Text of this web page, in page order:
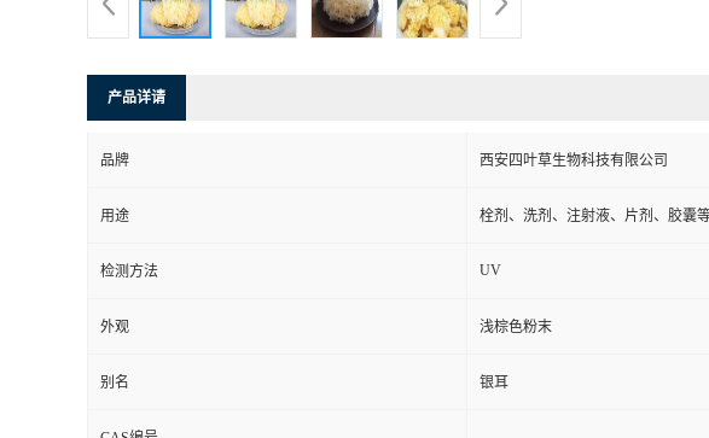
产品详请
品牌 西安四叶草生物科技有限公司
用途 栓剂、洗剂、注射液、片剂、胶囊
检测方法 UV
外观 浅棕色粉末
别名 银耳